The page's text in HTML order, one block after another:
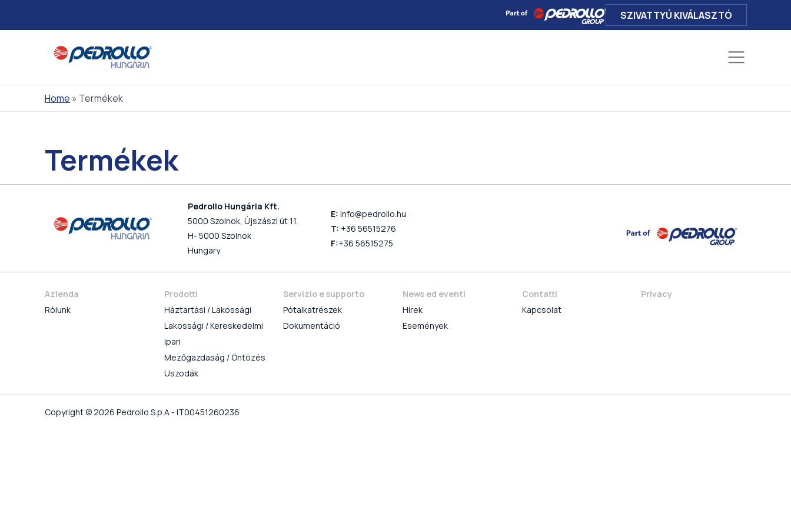
to
SZIVATTYÚ KIVÁLASZTÓ
Home » Termékek
Termékek
Pedrollo Hungária Kft.
5000 Szolnok, Újszászi út 11.
H- 5000 Szolnok
Hungary
E: info@pedrollo.hu
T: +36 56515276
F:+36 56515275
Azienda
Rólunk
Prodotti
Háztartási / Lakossági
Lakossági / Kereskedelmi
Ipari
Mezőgazdaság / Öntözés
Uszodák
Servizio e supporto
Pótalkatrészek
Dokumentáció
News ed eventi
Hírek
Események
Contatti
Kapcsolat
Privacy
Copyright © 2026 Pedrollo S.p.A - IT00451260236